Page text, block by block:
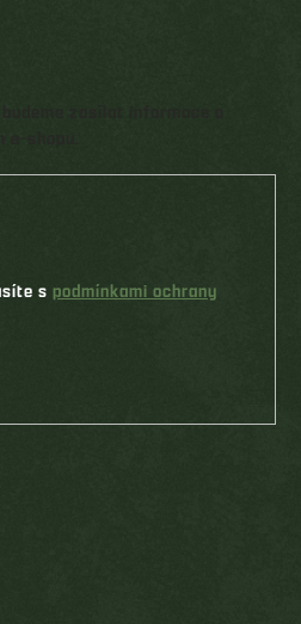
s podmínkami ochrany